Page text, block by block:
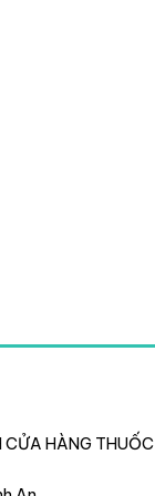
CỬA HÀNG THUỐC